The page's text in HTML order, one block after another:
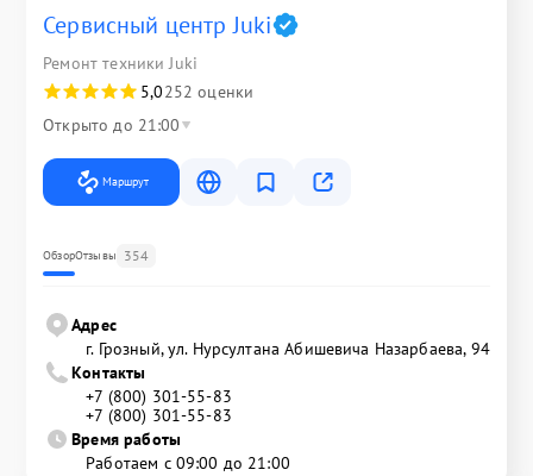
Сервисный центр Juki
Ремонт техники Juki
5,0252 оценки
Открыто до 21:00
Маршрут
ОбзорОтзывы 354
Адрес
г. Грозный, ул. Нурсултана Абишевича Назарбаева, 94
Контакты
+7 (800) 301-55-83
+7 (800) 301-55-83
Время работы
Работаем с 09:00 до 21:00